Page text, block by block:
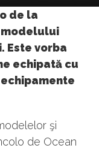
de la
Este vorba
echipată cu
şi
de Ocean